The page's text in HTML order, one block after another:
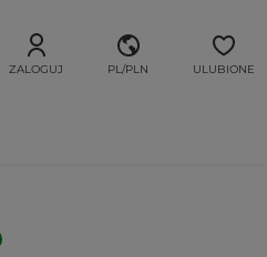
ZALOGUJ PL/PLN ULUBIONE